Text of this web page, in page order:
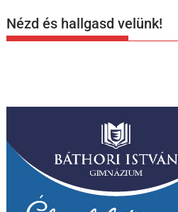
Nézd és hallgasd velünk!